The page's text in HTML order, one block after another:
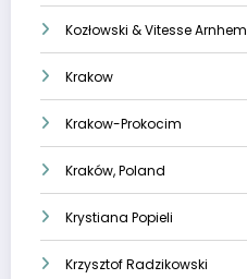
Kozłowski & Vitesse Arnhem
Krakow
Krakow-Prokocim
Kraków, Poland
Krystiana Popieli
Krzysztof Radzikowski